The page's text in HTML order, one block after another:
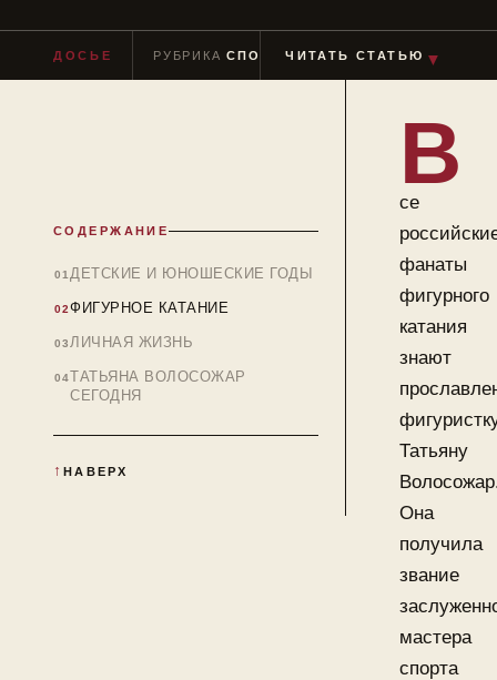
ДОСЬЕ РУБРИКАСПОРТСМЕНЫ ЧТЕНИЕ
ЧИТАТЬ СТАТЬЮ ▼
СОДЕРЖАНИЕ
ДЕТСКИЕ И ЮНОШЕСКИЕ ГОДЫ
ФИГУРНОЕ КАТАНИЕ
ЛИЧНАЯ ЖИЗНЬ
ТАТЬЯНА ВОЛОСОЖАР
СЕГОДНЯ
НАВЕРХ
В
се
фанаты
фигурного
катания
знают
Татьяну
Она
получила
звание
мастера
спорта